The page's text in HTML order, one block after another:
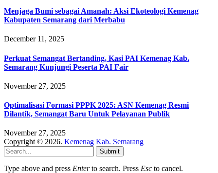
Menjaga Bumi sebagai Amanah: Aksi Ekoteologi Kemenag
Kabupaten Semarang dari Merbabu
December 11, 2025
Perkuat Semangat Bertanding, Kasi PAI Kemenag Kab.
Semarang Kunjungi Peserta PAI Fair
November 27, 2025
Optimalisasi Formasi PPPK 2025: ASN Kemenag Resmi
Dilantik, Semangat Baru Untuk Pelayanan Publik
November 27, 2025
Copyright © 2026. Kemenag Kab. Semarang
Submit
Type above and press Enterto search. Press Esc to cancel.